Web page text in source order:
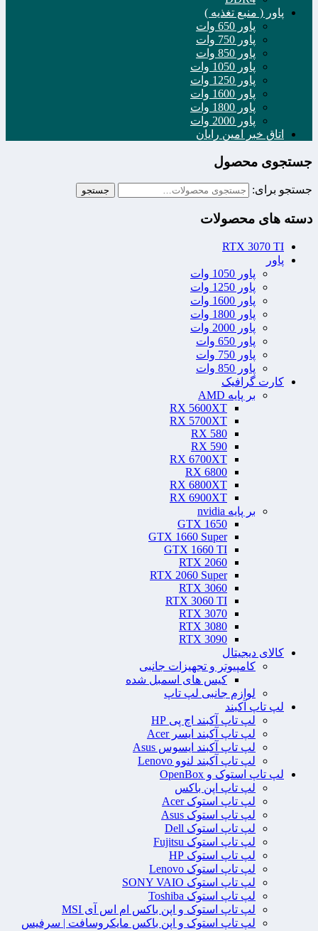
پاور ( منبع تغذیه )
پاور 650 وات
پاور 750 وات
پاور 850 وات
پاور 1050 وات
پاور 1250 وات
پاور 1600 وات
پاور 1800 وات
پاور 2000 وات
اتاق خبر امین رایان
جستجوی محصول
جستجو برای: جستجو
دسته های محصولات
RTX 3070 TI
پاور
پاور 1050 وات
پاور 1250 وات
پاور 1600 وات
پاور 1800 وات
پاور 2000 وات
پاور 650 وات
پاور 750 وات
پاور 850 وات
کارت گرافیک
بر پایه AMD
RX 5600XT
RX 5700XT
RX 580
RX 590
RX 6700XT
RX 6800
RX 6800XT
RX 6900XT
بر پایه nvidia
GTX 1650
GTX 1660 Super
GTX 1660 TI
RTX 2060
RTX 2060 Super
RTX 3060
RTX 3060 TI
RTX 3070
RTX 3080
RTX 3090
کالای دیجیتال
کامپیوتر و تجهیزات جانبی
کیس های اسمبل شده
لوازم جانبی لپ تاپ
لپ تاپ آکبند
لپ تاپ آکبند اچ پی HP
لپ تاپ آکبند ایسر Acer
لپ تاپ آکبند ایسوس Asus
لپ تاپ آکبند لنوو Lenovo
لپ تاپ استوک و OpenBox
لپ تاپ اپن باکس
لپ تاپ استوک Acer
لپ تاپ استوک Asus
لپ تاپ استوک Dell
لپ تاپ استوک Fujitsu
لپ تاپ استوک HP
لپ تاپ استوک Lenovo
لپ تاپ استوک SONY VAIO
لپ تاپ استوک Toshiba
لپ تاپ استوک و اپن باکس ام اس آی MSI
لپ تاپ استوک و اپن باکس مایکروسافت | سرفیس